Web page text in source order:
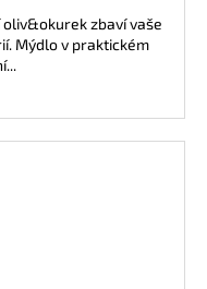
zbaví vaše
Mýdlo v praktickém